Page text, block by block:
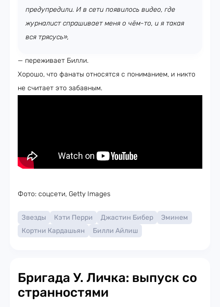
предупредили. И в сети появилось видео, где
журналист спрашивает меня о чём-то, и я такая
вся трясусь»,
— переживает Билли.
Хорошо, что фанаты относятся с пониманием, и никто
не считает это забавным.
Фото: соцсети, Getty Images
Звезды Кэти Перри Джастин Бибер
Эминем
Кортни Кардашьян
Билли Айлиш
Бригада У. Личка: выпуск со
странностями